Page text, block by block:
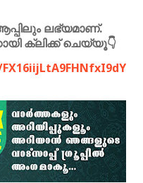
ലഭ്യമാണ്.
ക്ലിക്ക് ചെയ്യൂ👇